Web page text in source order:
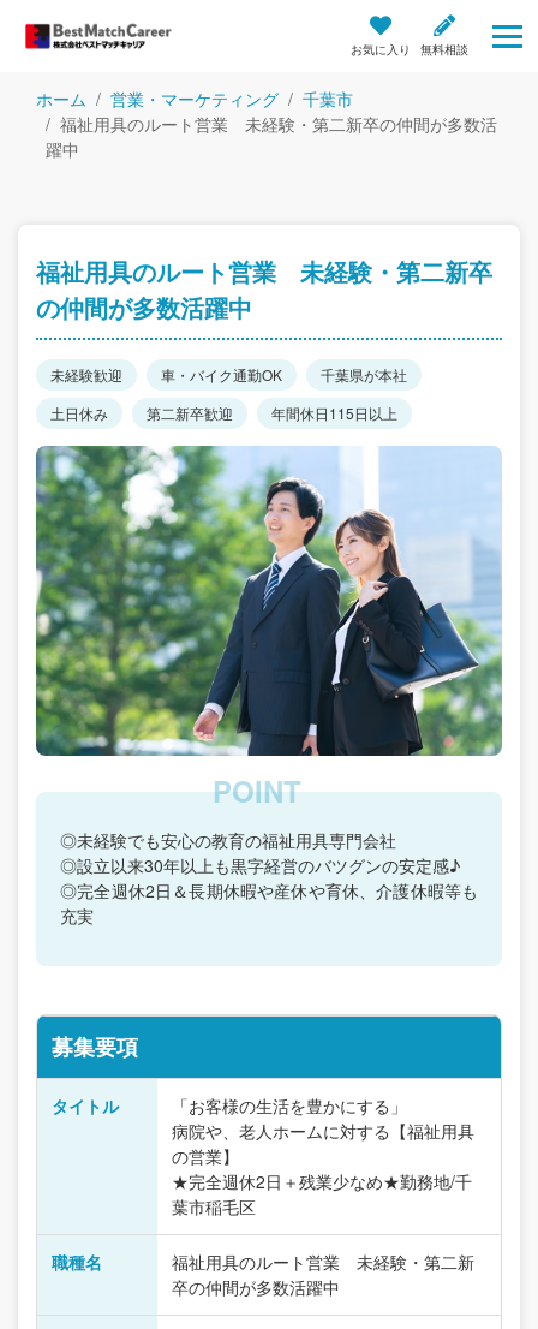
お気に入り 無料相談
ホーム 営業・マーケティング
千葉市
福祉用具のルート営業 未経験・第二新卒の仲間が多数活
躍中
福祉用具のルート営業 未経験・第二新卒
の仲間が多数活躍中
未経験歓迎 車・バイク通勤OK
千葉県が本社
土日休み
第二新卒歓迎 年間休日115日以上
◎未経験でも安心の教育の福祉用具専門会社
◎設立以来30年以上も黒字経営のバツグンの安定感♪
◎完全週休2日＆長期休暇や産休や育休、介護休暇等も
充実
募集要項
タイトル
「お客様の生活を豊かにする」
病院や、老人ホームに対する【福祉用具
の営業】
★完全週休2日＋残業少なめ★勤務地/千
葉市稲毛区
職種名
福祉用具のルート営業 未経験・第二新
卒の仲間が多数活躍中